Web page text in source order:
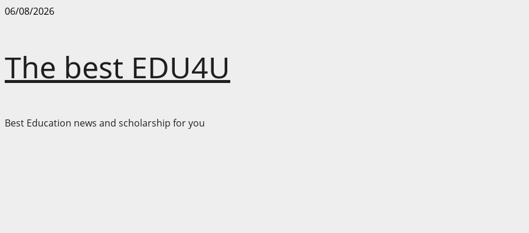
Skip
06/08/2026
The best EDU4U
Best Education news and scholarship for you